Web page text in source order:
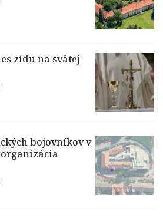
zídu na svätej
bojovníkov v